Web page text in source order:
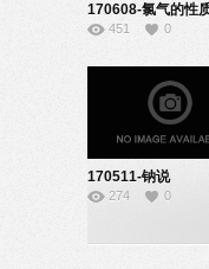
170608-氯气的性
课-04140107
451 0
170511-钠说
课-08140240
274 0